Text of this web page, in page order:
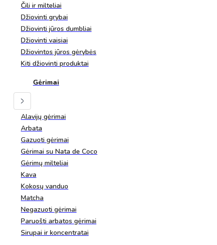
Čili ir milteliai
Džiovinti grybai
Džiovinti jūros dumbliai
Džiovinti vaisiai
Džiovintos jūros gėrybės
Kiti džiovinti produktai
Gėrimai
Alavijų gėrimai
Arbata
Gazuoti gėrimai
Gėrimai su Nata de Coco
Gėrimų milteliai
Kava
Kokosų vanduo
Matcha
Negazuoti gėrimai
Paruošti arbatos gėrimai
Sirupai ir koncentratai